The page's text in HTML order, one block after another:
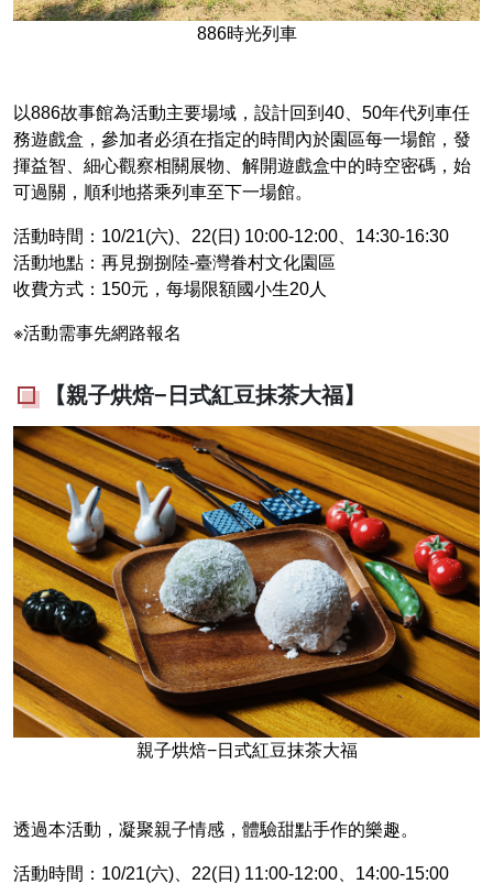
886時光列車
以886故事館為活動主要場域，設計回到40、50年代列車任
務遊戲盒，參加者必須在指定的時間內於園區每一場館，發
揮益智、細心觀察相關展物、解開遊戲盒中的時空密碼，始
可過關，順利地搭乘列車至下一場館。
活動時間：10/21(六)、22(日) 10:00-12:00、14:30-16:30
活動地點：再見捌捌陸-臺灣眷村文化園區
收費方式：150元，每場限額國小生20人
※活動需事先網路報名
【親子烘焙−日式紅豆抹茶大福】
親子烘焙−日式紅豆抹茶大福
透過本活動，凝聚親子情感，體驗甜點手作的樂趣。
活動時間：10/21(六)、22(日) 11:00-12:00、14:00-15:00